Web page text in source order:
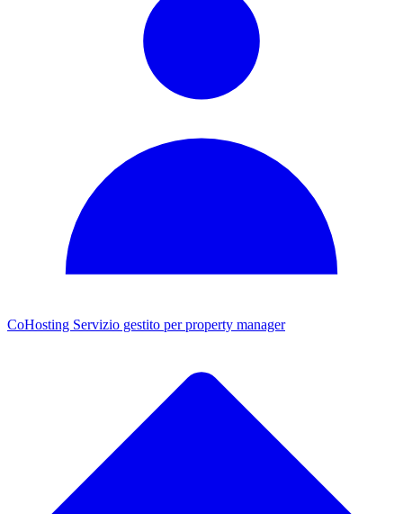
CoHosting Servizio gestito per property manager